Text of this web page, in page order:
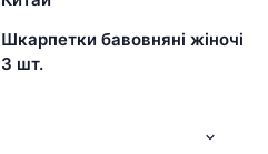
Шкарпетки бавовняні жіночі
3 шт.